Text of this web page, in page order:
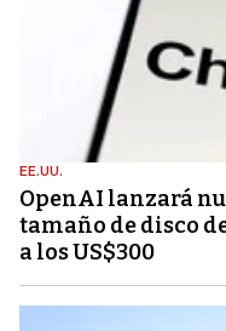
EE.UU.
OpenAI lanzará
tamaño de disco
a los US$300